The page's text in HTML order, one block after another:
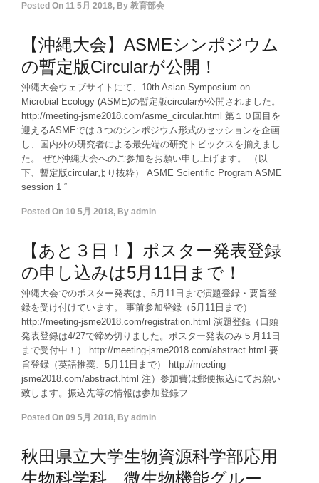
Posted On 11 5月 2018, By 教育部会
【沖縄大会】ASMEシンポジウム
の暫定版Circularが公開！
沖縄大会ウェブサイトにて、10th Asian Symposium on
Microbial Ecology (ASME)の暫定版circularが公開されました。
http://meeting-jsme2018.com/asme_circular.html 第１０回目を
迎えるASMEでは３つのシンポジウム形式のセッションを企画
し、国内外の研究者による最先端の研究トピックスを揃えまし
た。 ぜひ沖縄大会へのご参加をお願い申し上げます。 （以
下、暫定版circularより抜粋） ASME Scientific Program ASME
session 1 “
Posted On 10 5月 2018, By admin
【あと３日！】ポスター発表登録
の申し込みは5月11日まで！
沖縄大会でのポスター発表は、5月11日まで演題登録・要旨登
録を受け付けています。 事前参加登録（5月11日まで）
http://meeting-jsme2018.com/registration.html 演題登録（口頭
発表登録は4/27で締め切りました。ポスター発表のみ５月11日
まで受付中！） http://meeting-jsme2018.com/abstract.html 要
旨登録（英語推奨、5月11日まで） http://meeting-
jsme2018.com/abstract.html 注）参加費は郵便振込にてお願い
致します。振込先等の情報は参加登録フ
Posted On 09 5月 2018, By admin
秋田県立大学生物資源科学部応用
生物科学科 微生物機能グルー